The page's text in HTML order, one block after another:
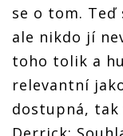
se o tom. Teď
ale nikdo jí
toho tolik a
relevantní
dostupná,